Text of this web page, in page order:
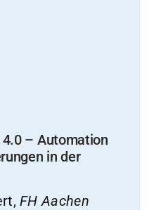
– Automation
in der
FH Aachen